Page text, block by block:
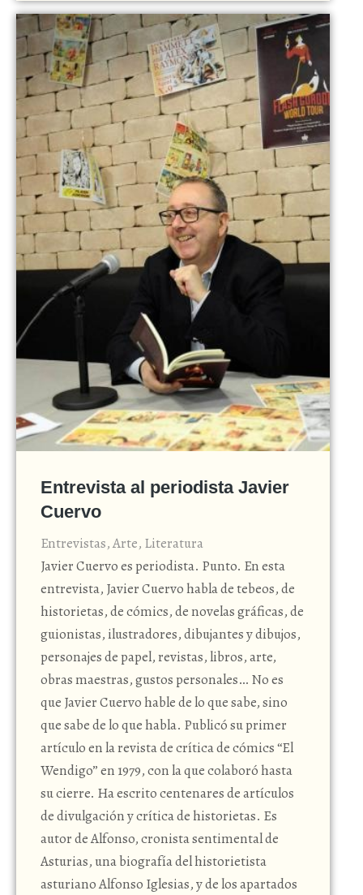
Entrevista al periodista Javier
Cuervo
Entrevistas,Arte, Literatura
Javier Cuervo es periodista. Punto. En esta
entrevista, Javier Cuervo habla de tebeos, de
historietas, de cómics, de novelas gráficas, de
guionistas, ilustradores, dibujantes y dibujos,
personajes de papel, revistas, libros, arte,
obras maestras, gustos personales… No es
que Javier Cuervo hable de lo que sabe, sino
que sabe de lo que habla. Publicó su primer
artículo en la revista de crítica de cómics “El
Wendigo” en 1979, con la que colaboró hasta
su cierre. Ha escrito centenares de artículos
de divulgación y crítica de historietas. Es
autor de Alfonso, cronista sentimental de
Asturias, una biografía del historietista
asturiano Alfonso Iglesias, y de los apartados